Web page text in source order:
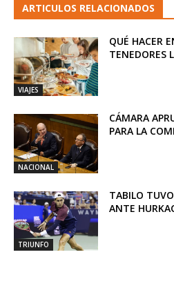
ARTICULOS RELACIONADOS
VIAJES
QUÉ HACER
TENEDORES
NACIONAL
CÁMARA
PARA LA
TRIUNFO
TABILO
ANTE